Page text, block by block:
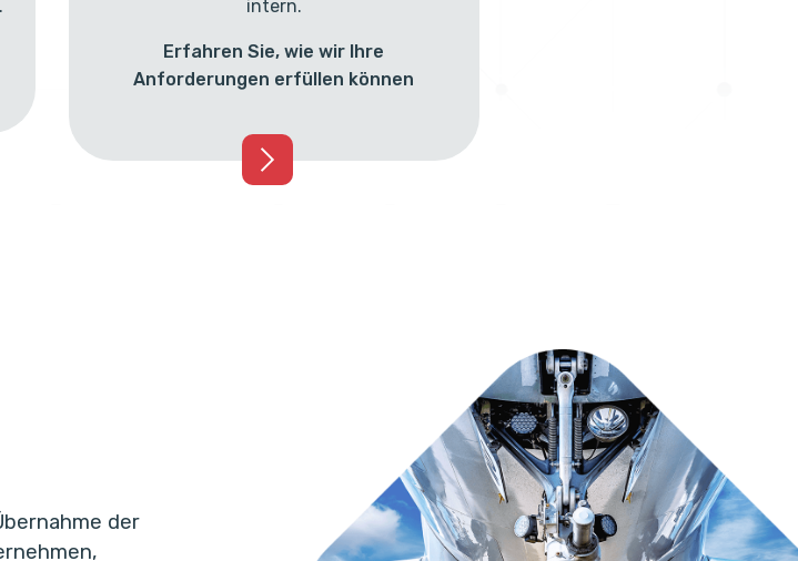
intern.
Erfahren Sie, wie wir Ihre
Anforderungen erfüllen können
der